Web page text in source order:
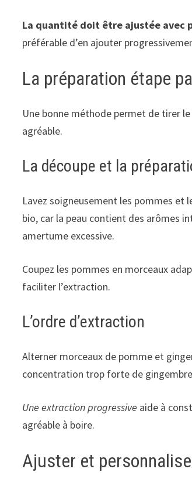
La quantité doit être ajustée avec
préférable d’en ajouter
La préparation étape
Une bonne méthode permet de tirer
agréable.
La découpe et la
Lavez soigneusement les pommes et
bio, car la peau contient des arômes
amertume excessive.
Coupez les pommes en morceaux
faciliter l’extraction.
L’ordre d’extraction
Alterner morceaux de pomme et
concentration trop forte de
Une extraction progressive aide à
agréable à boire.
Ajuster et